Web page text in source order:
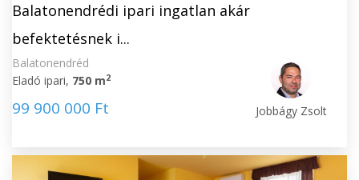
Balatonendrédi ipari ingatlan akár
befektetésnek i...
Balatonendréd
Eladó ipari, 750 m2
99 900 000 Ft Jobbágy Zsolt